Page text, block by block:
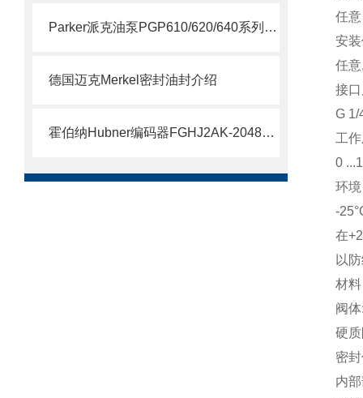
Parker派克油泵PGP610/620/640系列简要说明
德国迈克Merkel密封油封介绍
霍伯纳Hubner编码器FGHJ2AK-2048G-90G-NG/16K介绍
任意
安
任
接
G 1/
工
0
环
-
在
以
材料
阀
硬
密
内